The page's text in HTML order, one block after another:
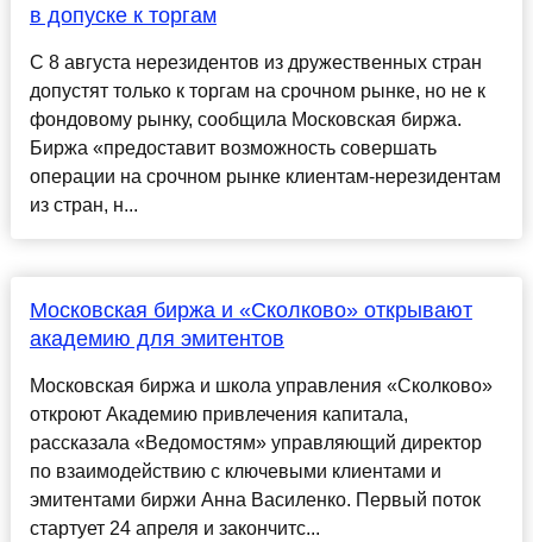
в допуске к торгам
С 8 августа нерезидентов из дружественных стран
допустят только к торгам на срочном рынке, но не к
фондовому рынку, сообщила Московская биржа.
Биржа «предоставит возможность совершать
операции на срочном рынке клиентам-нерезидентам
из стран, н...
Московская биржа и «Сколково» открывают
академию для эмитентов
Московская биржа и школа управления «Сколково»
откроют Академию привлечения капитала,
рассказала «Ведомостям» управляющий директор
по взаимодействию с ключевыми клиентами и
эмитентами биржи Анна Василенко. Первый поток
стартует 24 апреля и закончитс...